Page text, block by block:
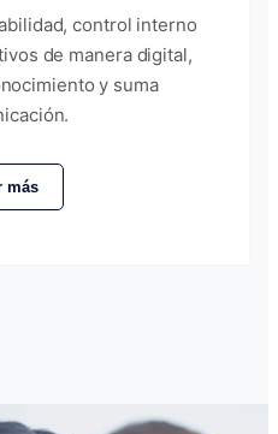
control interno
de manera digital,
y suma
más